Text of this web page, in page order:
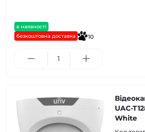
в наявності
безкоштовна доставка
10
UAC-
White